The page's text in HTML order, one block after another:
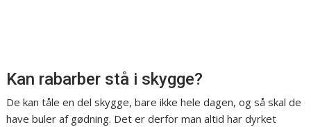
Kan rabarber stå i skygge?
De kan tåle en del skygge, bare ikke hele dagen, og så skal de
have buler af gødning. Det er derfor man altid har dyrket